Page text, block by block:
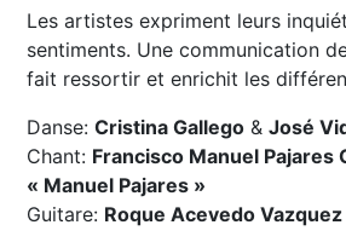
Les artistes expriment leurs
sentiments. Une communication
fait ressortir et enrichit les
Danse:Cristina Gallego &José
Chant: Francisco Manuel Pajares
« Manuel Pajares »
Guitare: Roque Acevedo Vazquez